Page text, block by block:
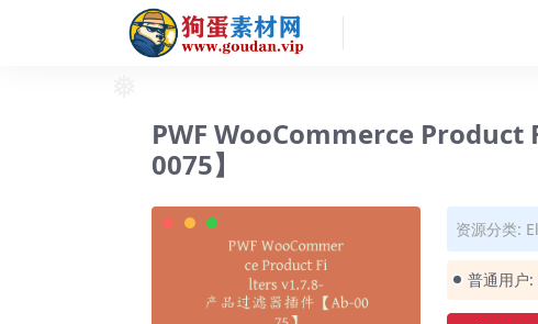
❅
PWF WooCommerce Product
0075】
资源分类:
普通用户: